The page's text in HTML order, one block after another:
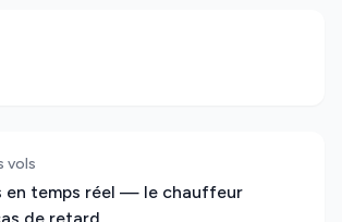
vols
en temps réel — le chauffeur